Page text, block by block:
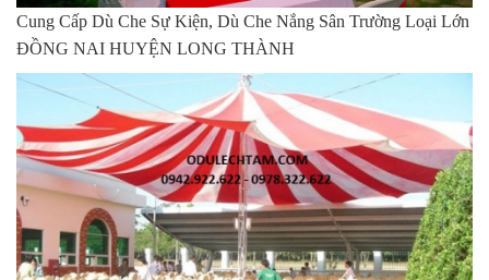
Cung Cấp Dù Che Sự Kiện, Dù Che Nắng Sân Trường Loại Lớn
ĐỒNG NAI HUYỆN LONG THÀNH